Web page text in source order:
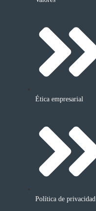
Ética empresarial
Política de privacidad